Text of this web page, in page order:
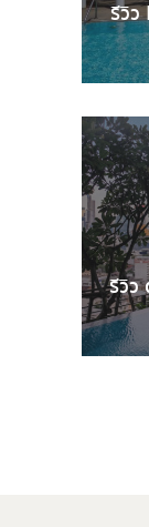
รีวิ
รีวิว